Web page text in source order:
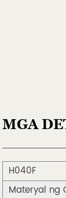
MGA
H040F
Materyal ng